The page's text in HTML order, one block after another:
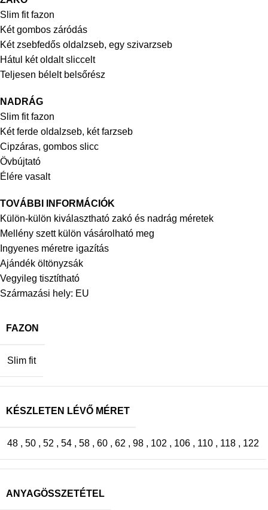
Slim fit fazon
Két gombos záródás
Két zsebfedős oldalzseb, egy szivarzseb
Hátul két oldalt sliccelt
Teljesen bélelt belsőrész
NADRÁG
Slim fit fazon
Két ferde oldalzseb, két farzseb
Cipzáras, gombos slicc
Övbújtató
Élére vasalt
TOVÁBBI INFORMÁCIÓK
Külön-külön kiválasztható zakó és nadrág méretek
Mellény szett külön vásárolható meg
Ingyenes méretre igazítás
Ajándék öltönyzsák
Vegyileg tisztítható
Származási hely: EU
FAZON
Slim fit
KÉSZLETEN LÉVŐ MÉRET
48 , 50 , 52 , 54 , 58 , 60 , 62 , 98 , 102 , 106 , 110 , 118 , 122
ANYAGÖSSZETÉTEL